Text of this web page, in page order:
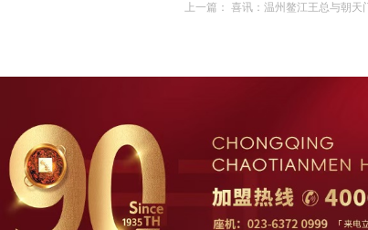
上一篇： 喜讯：温州鳌江王总与朝天门火